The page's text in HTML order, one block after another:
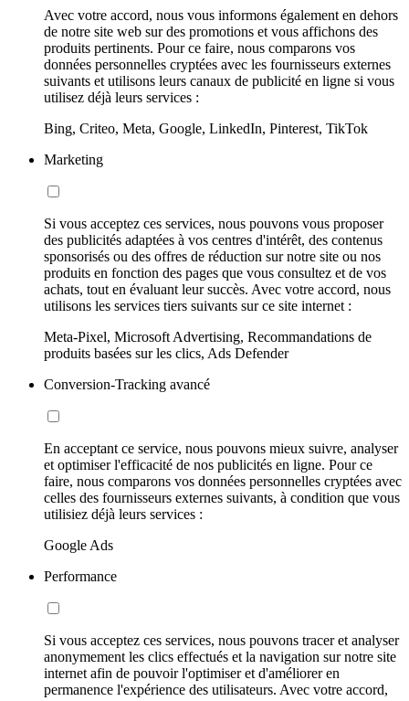
Avec votre accord, nous vous informons également en dehors
de notre site web sur des promotions et vous affichons des
produits pertinents. Pour ce faire, nous comparons vos
données personnelles cryptées avec les fournisseurs externes
suivants et utilisons leurs canaux de publicité en ligne si vous
utilisez déjà leurs services :
Bing, Criteo, Meta, Google, LinkedIn, Pinterest, TikTok
Marketing
Si vous acceptez ces services, nous pouvons vous proposer
des publicités adaptées à vos centres d'intérêt, des contenus
sponsorisés ou des offres de réduction sur notre site ou nos
produits en fonction des pages que vous consultez et de vos
achats, tout en évaluant leur succès. Avec votre accord, nous
utilisons les services tiers suivants sur ce site internet :
Meta-Pixel, Microsoft Advertising, Recommandations de
produits basées sur les clics, Ads Defender
Conversion-Tracking avancé
En acceptant ce service, nous pouvons mieux suivre, analyser
et optimiser l'efficacité de nos publicités en ligne. Pour ce
faire, nous comparons vos données personnelles cryptées avec
celles des fournisseurs externes suivants, à condition que vous
utilisiez déjà leurs services :
Google Ads
Performance
Si vous acceptez ces services, nous pouvons tracer et analyser
anonymement les clics effectués et la navigation sur notre site
internet afin de pouvoir l'optimiser et d'améliorer en
permanence l'expérience des utilisateurs. Avec votre accord,